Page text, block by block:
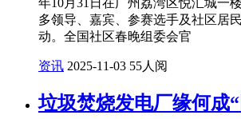
多领导、嘉宾、参赛选手及社区居
动。全国社区春晚组委会官
资讯 2025-11-03 55人阅
垃圾焚烧发电厂缘何成“